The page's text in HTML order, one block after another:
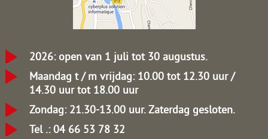
2026: open van 1 juli tot 30 augustus.
Maandag t / m vrijdag: 10.00 tot 12.30 uur /
14.30 uur tot 18.00 uur
Zondag: 21.30-13.00 uur.Zaterdag gesloten.
Tel .: 04 66 53 78 32